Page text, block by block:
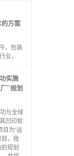
方案
，包装
业，
实施
”规划
与全球
凹印软
为“运
目，我
规划